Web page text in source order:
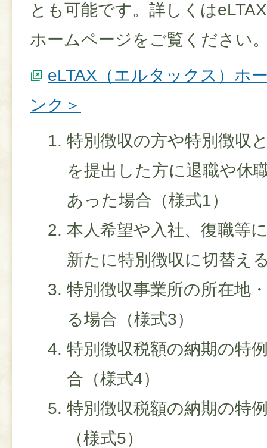
とも可能です。詳しくは
ホームページをご覧ください
eLTAX（エルタックス）ホ
ンク＞
特別徴収の方や特別徴収
を提出した方に退職や休
あった場合（様式1）
本人希望や入社、復職等
新たに特別徴収に切替え
特別徴収事業所の所在地
る場合（様式3）
特別徴収税額の納期の特
合（様式4）
特別徴収税額の納期の特
（様式5）